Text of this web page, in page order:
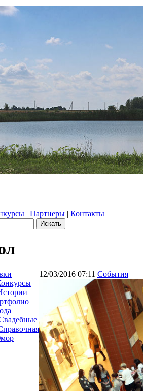
| Партнеры | Контакты
12/03/2016 07:11 События